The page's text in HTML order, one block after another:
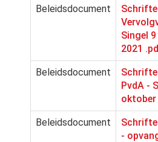
Beleidsdocument
Singel
2021
Beleidsdocument
PvdA -
Beleidsdocument
-